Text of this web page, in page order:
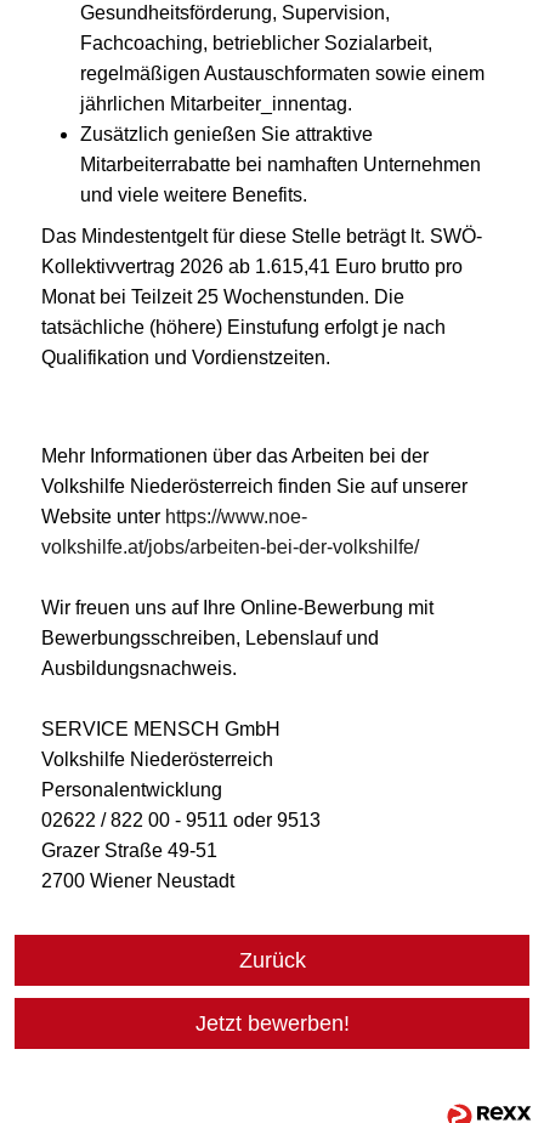
Gesundheitsförderung, Supervision,
Fachcoaching, betrieblicher Sozialarbeit,
regelmäßigen Austauschformaten sowie einem
jährlichen Mitarbeiter_innentag.
Zusätzlich genießen Sie attraktive
Mitarbeiterrabatte bei namhaften Unternehmen
und viele weitere Benefits.
Das Mindestentgelt für diese Stelle beträgt lt. SWÖ-
Kollektivvertrag 2026 ab 1.615,41 Euro brutto pro
Monat bei Teilzeit 25 Wochenstunden. Die
tatsächliche (höhere) Einstufung erfolgt je nach
Qualifikation und Vordienstzeiten.
Mehr Informationen über das Arbeiten bei der
Volkshilfe Niederösterreich finden Sie auf unserer
Website unter https://www.noe-
volkshilfe.at/jobs/arbeiten-bei-der-volkshilfe/
Wir freuen uns auf Ihre Online-Bewerbung mit
Bewerbungsschreiben, Lebenslauf und
Ausbildungsnachweis.
SERVICE MENSCH GmbH
Volkshilfe Niederösterreich
Personalentwicklung
02622 / 822 00 - 9511 oder 9513
Grazer Straße 49-51
2700 Wiener Neustadt
Zurück
Jetzt bewerben!